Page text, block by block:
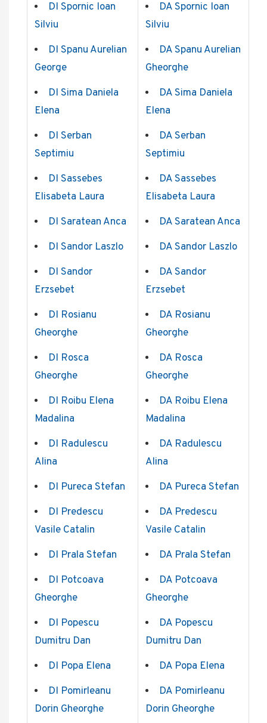
DI Spornic Ioan
Silviu
DI Spanu Aurelian
George
DI Sima Daniela
Elena
DI Serban
Septimiu
DI Sassebes
Elisabeta Laura
DI Saratean Anca
DI Sandor Laszlo
DI Sandor
Erzsebet
DI Rosianu
Gheorghe
DI Rosca
Gheorghe
DI Roibu Elena
Madalina
DI Radulescu
Alina
DI Pureca Stefan
DI Predescu
Vasile Catalin
DI Prala Stefan
DI Potcoava
Gheorghe
DI Popescu
Dumitru Dan
DI Popa Elena
DI Pomirleanu
Dorin Gheorghe
DA Spornic Ioan
Silviu
DA Spanu Aurelian
Gheorghe
DA Sima Daniela
Elena
DA Serban
Septimiu
DA Sassebes
Elisabeta Laura
DA Saratean Anca
DA Sandor Laszlo
DA Sandor
Erzsebet
DA Rosianu
Gheorghe
DA Rosca
Gheorghe
DA Roibu Elena
Madalina
DA Radulescu
Alina
DA Pureca Stefan
DA Predescu
Vasile Catalin
DA Prala Stefan
DA Potcoava
Gheorghe
DA Popescu
Dumitru Dan
DA Popa Elena
DA Pomirleanu
Dorin Gheorghe